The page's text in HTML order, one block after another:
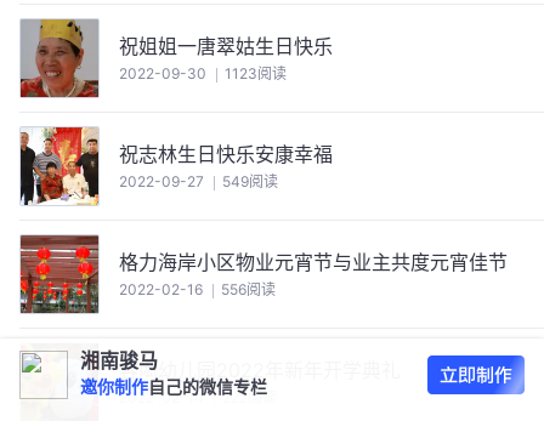
祝姐姐一唐翠姑生日快乐
2022-09-30 1123阅读
祝志林生日快乐安康幸福
2022-09-27 549阅读
格力海岸小区物业元宵节与业主共度元宵佳节
2022-02-16 556阅读
容闳幼儿园2022年新年开学典礼
2022-02-14 222阅读
湘南骏马
邀你制作 自己的微信专栏